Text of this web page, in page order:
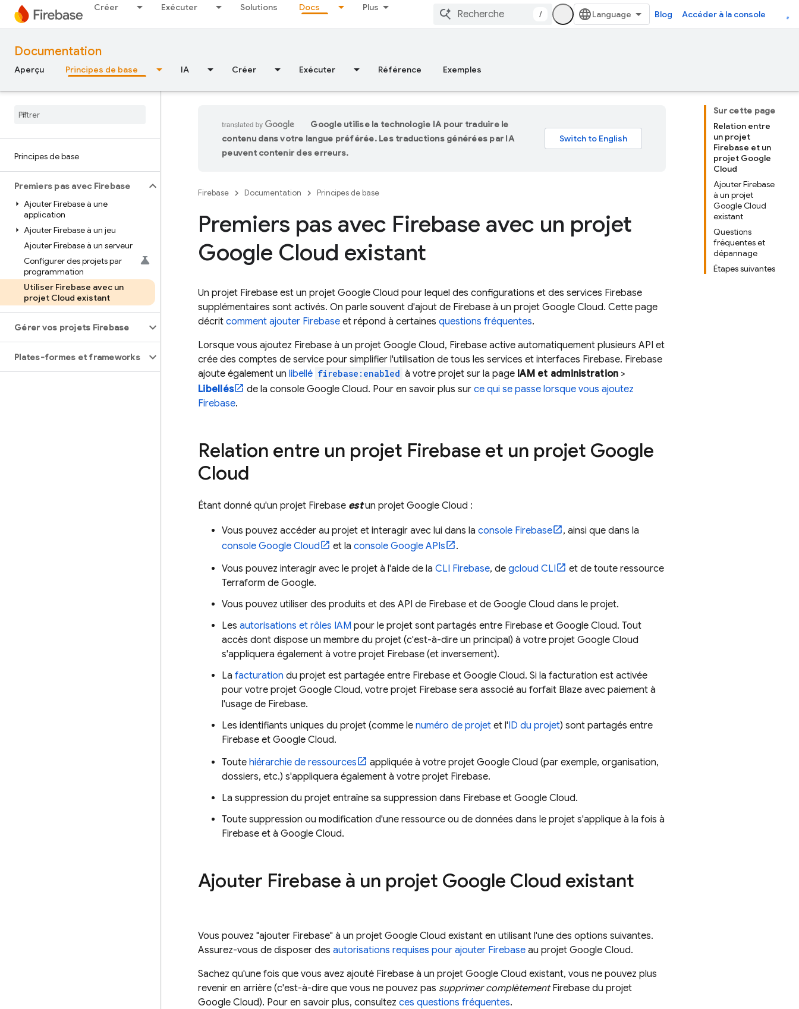
Créer Exécuter Solutions Docs Plus
/ Blog Accéder à la console
Documentation
Aperçu Principes de base IA Créer Exécuter Référence Exemples
Principes de base
Premiers pas avec Firebase
Ajouter Firebase à une
application
Ajouter Firebase à un jeu
Ajouter Firebase à un serveur
Configurer des projets par
programmation
Utiliser Firebase avec un
projet Cloud existant
Gérer vos projets Firebase
Plates-formes et frameworks
Sur cette page
Relation entre
un projet
Firebase et un
projet Google
Cloud
Ajouter Firebase
à un projet
Google Cloud
existant
Questions
fréquentes et
dépannage
Étapes suivantes
Google utilise la technologie IA pour traduire le
contenu dans votre langue préférée. Les traductions générées par IA
peuvent contenir des erreurs.
Firebase Documentation Principes de base
Premiers pas avec Firebase avec un projet
Google Cloud existant
Un projet Firebase est un projet Google Cloud pour lequel des configurations et des services Firebase
supplémentaires sont activés. On parle souvent d'ajout de Firebase à un projet Google Cloud. Cette page
décrit comment ajouter Firebase et répond à certaines questions fréquentes.
Lorsque vous ajoutez Firebase à un projet Google Cloud, Firebase active automatiquement plusieurs API et
crée des comptes de service pour simplifier l'utilisation de tous les services et interfaces Firebase. Firebase
ajoute également un libellé firebase:enabled à votre projet sur la page IAM et administration >
Libellés
de la console Google Cloud. Pour en savoir plus sur ce qui se passe lorsque vous ajoutez
Firebase.
Relation entre un projet Firebase et un projet Google
Cloud
Étant donné qu'un projet Firebase estun projet Google Cloud :
Vous pouvez accéder au projet et interagir avec lui dans la console Firebase
, ainsi que dans la
console Google Cloud et la console Google APIs
.
Vous pouvez interagir avec le projet à l'aide de la CLI Firebase, de gcloud CLI
et de toute ressource
Terraform de Google.
Vous pouvez utiliser des produits et des API de Firebase et de Google Cloud dans le projet.
Les autorisations et rôles IAM pour le projet sont partagés entre Firebase et Google Cloud. Tout
accès dont dispose un membre du projet (c'est-à-dire un principal) à votre projet Google Cloud
s'appliquera également à votre projet Firebase (et inversement).
La facturation du projet est partagée entre Firebase et Google Cloud. Si la facturation est activée
pour votre projet Google Cloud, votre projet Firebase sera associé au forfait Blaze avec paiement à
l'usage de Firebase.
Les identifiants uniques du projet (comme le numéro de projet et l'ID du projet) sont partagés entre
Firebase et Google Cloud.
Toute hiérarchie de ressources appliquée à votre projet Google Cloud (par exemple, organisation,
dossiers, etc.) s'appliquera également à votre projet Firebase.
La suppression du projet entraîne sa suppression dans Firebase et Google Cloud.
Toute suppression ou modification d'une ressource ou de données dans le projet s'applique à la fois à
Firebase et à Google Cloud.
Ajouter Firebase à un projet Google Cloud existant
Vous pouvez "ajouter Firebase" à un projet Google Cloud existant en utilisant l'une des options suivantes.
Assurez-vous de disposer des autorisations requises pour ajouter Firebase au projet Google Cloud.
Sachez qu'une fois que vous avez ajouté Firebase à un projet Google Cloud existant, vous ne pouvez plus
revenir en arrière (c'est-à-dire que vous ne pouvez pas supprimer complètementFirebase du projet
Google Cloud). Pour en savoir plus, consultez ces questions fréquentes.